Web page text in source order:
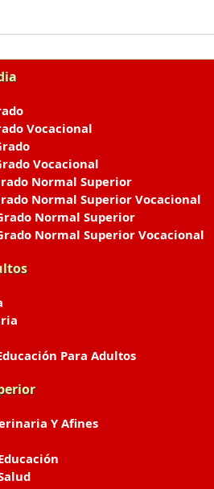
Vocacional
Vocacional
Normal Superior
Normal Superior Vocacional
Normal Superior
Normal Superior Vocacional
Para Adultos
Y Afines